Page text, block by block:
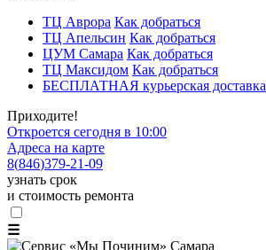
ТЦ Аврора Как добраться
ТЦ Апельсин Как добраться
ЦУМ Самара Как добраться
ТЦ Максидом Как добраться
БЕСПЛАТНАЯ курьерская доставка
Приходите!
Откроется сегодня в 10:00
Адреса на карте
8(846)379-21-09
узнать срок
и стоимость ремонта
☰